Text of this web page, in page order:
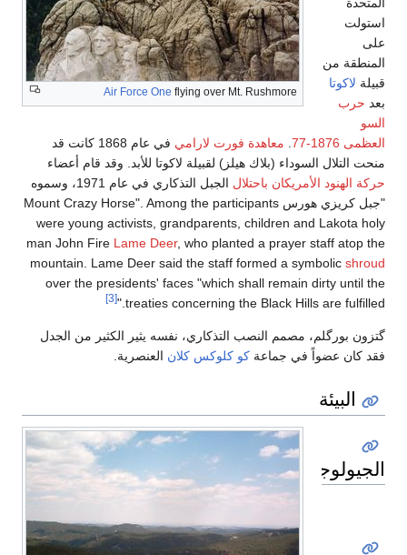
Air Force One flying over Mt. Rushmore
استولت
على
المنطقة من
قبيلة لاكوتا
بعد حرب
السو
العظمى 1876-77
معاهدة فورت لارامي
في عام 1868 كانت قد
منحت التلال السوداء (بلاك هيلز) لقبيلة لاكوتا للأبد. وقد قام أعضاء
حركة الهنود الأمريكان باحتلال
الجبل التذكاري في عام 1971، وسموه
"جبل كريزي هورس Mount Crazy Horse". Among the participants
were young activists, grandparents, children and Lakota holy
man John Fire Lame Deer, who planted a prayer staff atop the
mountain. Lame Deer said the staff formed a symbolic shroud
over the presidents' faces "which shall remain dirty until the
treaties concerning the Black Hills are fulfilled."
[3]
گتزون بورگلم، مصمم النصب التذكاري، نفسه يثير الكثير من الجدل
فقد كان عضواً في جماعة كو كلوكس كلان العنصرية.
البيئة
الجيولوجيا